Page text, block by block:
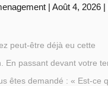
| Août 4, 2026|
peut-être déjà eu cette
En passant devant votre
êtes demandé : « Est-ce